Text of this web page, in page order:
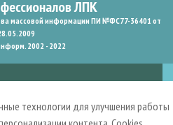
массовой информации ПИ №ФС77-36401 от
2002 - 2022
технологии для улучшения работы